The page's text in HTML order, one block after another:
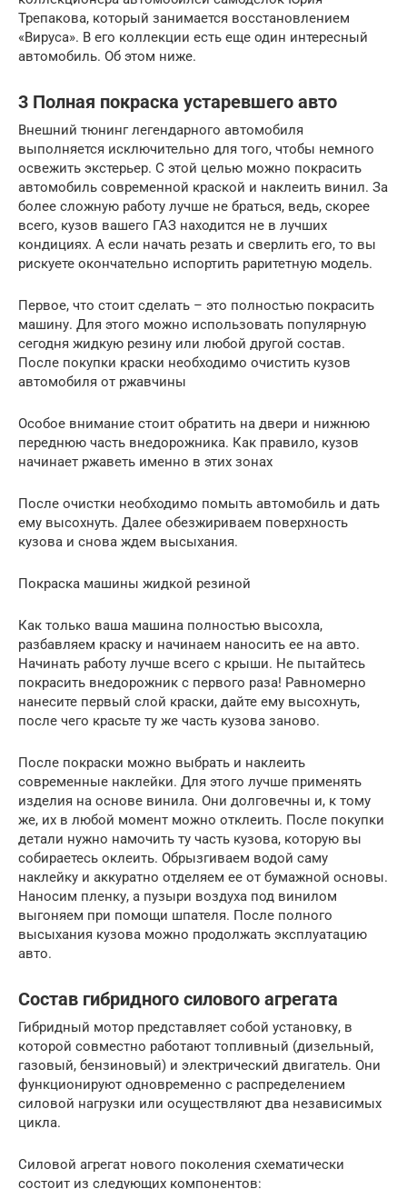
Трепакова, который занимается восстановлением
«Вируса». В его коллекции есть еще один интересный
автомобиль. Об этом ниже.
3 Полная покраска устаревшего авто
Внешний тюнинг легендарного автомобиля
выполняется исключительно для того, чтобы немного
освежить экстерьер. С этой целью можно покрасить
автомобиль современной краской и наклеить винил. За
более сложную работу лучше не браться, ведь, скорее
всего, кузов вашего ГАЗ находится не в лучших
кондициях. А если начать резать и сверлить его, то вы
рискуете окончательно испортить раритетную модель.
Первое, что стоит сделать – это полностью покрасить
машину. Для этого можно использовать популярную
сегодня жидкую резину или любой другой состав.
После покупки краски необходимо очистить кузов
автомобиля от ржавчины
Особое внимание стоит обратить на двери и нижнюю
переднюю часть внедорожника. Как правило, кузов
начинает ржаветь именно в этих зонах
После очистки необходимо помыть автомобиль и дать
ему высохнуть. Далее обезжириваем поверхность
кузова и снова ждем высыхания.
Покраска машины жидкой резиной
Как только ваша машина полностью высохла,
разбавляем краску и начинаем наносить ее на авто.
Начинать работу лучше всего с крыши. Не пытайтесь
покрасить внедорожник с первого раза! Равномерно
нанесите первый слой краски, дайте ему высохнуть,
после чего красьте ту же часть кузова заново.
После покраски можно выбрать и наклеить
современные наклейки. Для этого лучше применять
изделия на основе винила. Они долговечны и, к тому
же, их в любой момент можно отклеить. После покупки
детали нужно намочить ту часть кузова, которую вы
собираетесь оклеить. Обрызгиваем водой саму
наклейку и аккуратно отделяем ее от бумажной основы.
Наносим пленку, а пузыри воздуха под винилом
выгоняем при помощи шпателя. После полного
высыхания кузова можно продолжать эксплуатацию
авто.
Состав гибридного силового агрегата
Гибридный мотор представляет собой установку, в
которой совместно работают топливный (дизельный,
газовый, бензиновый) и электрический двигатель. Они
функционируют одновременно с распределением
силовой нагрузки или осуществляют два независимых
цикла.
Силовой агрегат нового поколения схематически
состоит из следующих компонентов: